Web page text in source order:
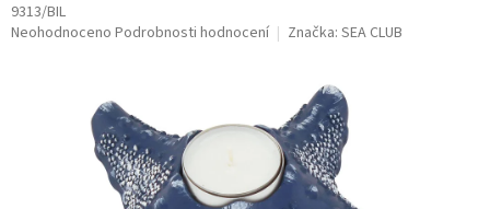
9313/BIL
Průměrné
Neohodnoceno Podrobnosti hodnocení Značka: SEA CLUB